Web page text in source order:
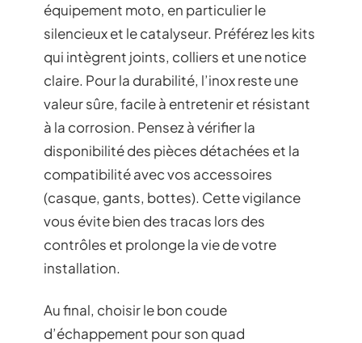
équipement moto, en particulier le
silencieux et le catalyseur. Préférez les kits
qui intègrent joints, colliers et une notice
claire. Pour la durabilité, l’inox reste une
valeur sûre, facile à entretenir et résistant
à la corrosion. Pensez à vérifier la
disponibilité des pièces détachées et la
compatibilité avec vos accessoires
(casque, gants, bottes). Cette vigilance
vous évite bien des tracas lors des
contrôles et prolonge la vie de votre
installation.
Au final, choisir le bon coude
d’échappement pour son quad